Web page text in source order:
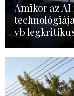
Amikor az
vb